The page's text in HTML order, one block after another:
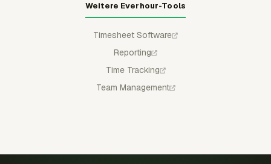
Weitere Everhour-Tools
Timesheet Software
Reporting
Time Tracking
Team Management